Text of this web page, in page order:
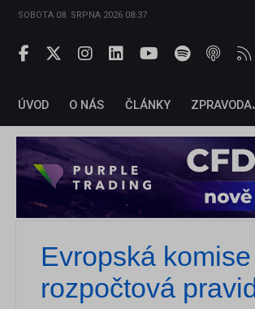
SOBOTA 08. SRPNA 2026 08:37
ÚVOD O NÁS ČLÁNKY
Evropská
rozpočtová